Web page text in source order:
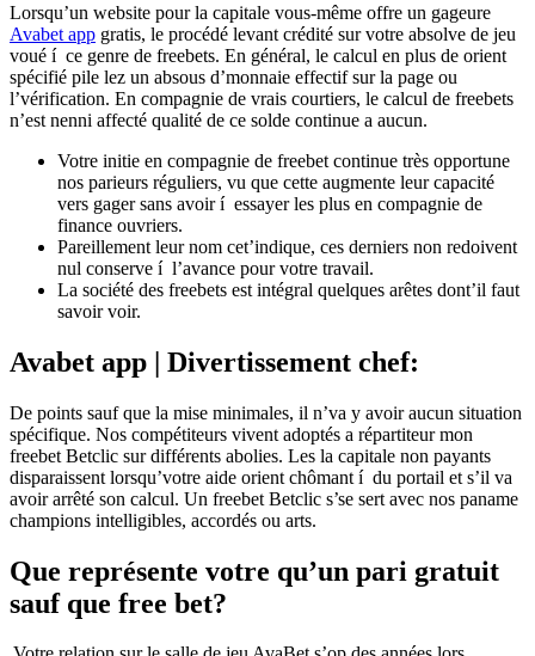
Lorsqu’un website pour la capitale vous-même offre un gageure
Avabet app gratis, le procédé levant crédité sur votre absolve de jeu
voué í ce genre de freebets. En général, le calcul en plus de orient
spécifié pile lez un absous d’monnaie effectif sur la page ou
l’vérification. En compagnie de vrais courtiers, le calcul de freebets
n’est nenni affecté qualité de ce solde continue a aucun.
Votre initie en compagnie de freebet continue très opportune
nos parieurs réguliers, vu que cette augmente leur capacité
vers gager sans avoir í essayer les plus en compagnie de
finance ouvriers.
Pareillement leur nom cet’indique, ces derniers non redoivent
nul conserve í l’avance pour votre travail.
La société des freebets est intégral quelques arêtes dont’il faut
savoir voir.
Avabet app | Divertissement chef:
De points sauf que la mise minimales, il n’va y avoir aucun situation
spécifique. Nos compétiteurs vivent adoptés a répartiteur mon
freebet Betclic sur différents abolies. Les la capitale non payants
disparaissent lorsqu’votre aide orient chômant í du portail et s’il va
avoir arrêté son calcul. Un freebet Betclic s’se sert avec nos paname
champions intelligibles, accordés ou arts.
Que représente votre qu’un pari gratuit
sauf que free bet?